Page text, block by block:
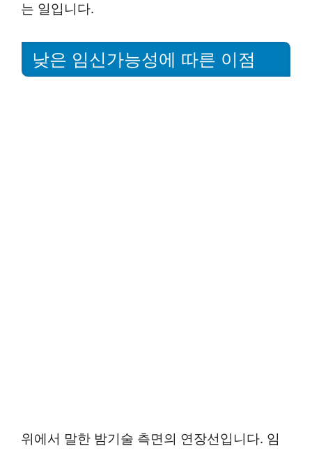
는 일입니다.
낮은 임신가능성에 따른 이점
위에서 말한 밤기술 측면의 연장선입니다. 임